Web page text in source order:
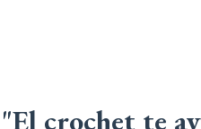
crochet te